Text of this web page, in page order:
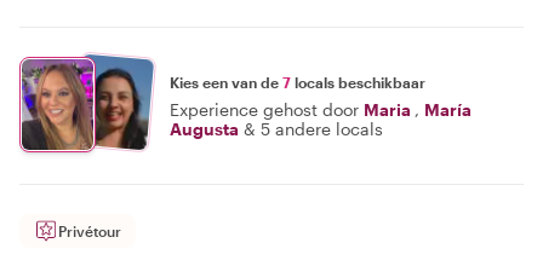
Kies een van de 7 locals beschikbaar
Experience gehost door Maria , María
Augusta & 5 andere locals
Privétour